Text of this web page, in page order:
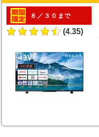
８／３０まで
(4.35)